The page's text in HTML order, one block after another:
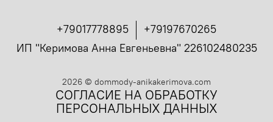
+79017778895
+79197670265
ИП "Керимова Анна Евгеньевна" 226102480235
2026 © dommody-anikakerimova.com
СОГЛАСИЕ НА ОБРАБОТКУ
ПЕРСОНАЛЬНЫХ ДАННЫХ